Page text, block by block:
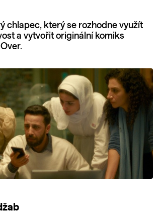
chlapec, který se rozhodne využít
a vytvořit originální komiks